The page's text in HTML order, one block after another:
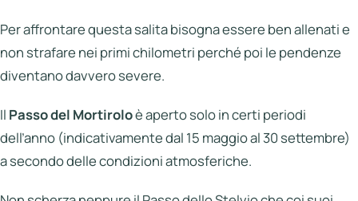
Per affrontare questa salita bisogna essere ben allenati e
non strafare nei primi chilometri perché poi le pendenze
diventano davvero severe.
Il Passo del Mortiroloè aperto solo in certi periodi
dell’anno (indicativamente dal 15 maggio al 30 settembre)
a secondo delle condizioni atmosferiche.